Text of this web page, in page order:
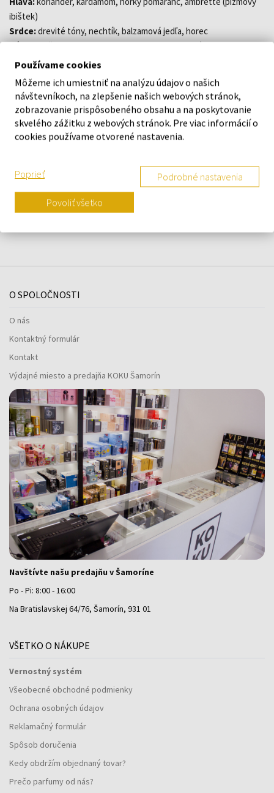
ibištek)
Srdce:drevité tóny, nechtík, balzamová jedľa, horec
Základ:pižmo, ambroxan, mach, vetiver, santalové drevo
DETAILY
O ZNAČKE
Náš výber na mieru presne pre
vás
O SPOLOČNOSTI
O nás
Kontaktný formulár
Kontakt
Výdajné miesto a predajňa KOKU Šamorín
Navštívte našu predajňu v Šamoríne
Po - Pi: 8:00 - 16:00
Na Bratislavskej 64/76, Šamorín, 931 01
VŠETKO O NÁKUPE
Vernostný systém
Všeobecné obchodné podmienky
Ochrana osobných údajov
Reklamačný formulár
Spôsob doručenia
Kedy obdržím objednaný tovar?
Prečo parfumy od nás?
Používame cookies
Môžeme ich umiestniť na analýzu údajov o našich
návštevníkoch, na zlepšenie našich webových stránok,
zobrazovanie prispôsobeného obsahu a na poskytovanie
skvelého zážitku z webových stránok. Pre viac informácií o
cookies používame otvorené nastavenia.
Poprieť Podrobné nastavenia
Povoliť všetko